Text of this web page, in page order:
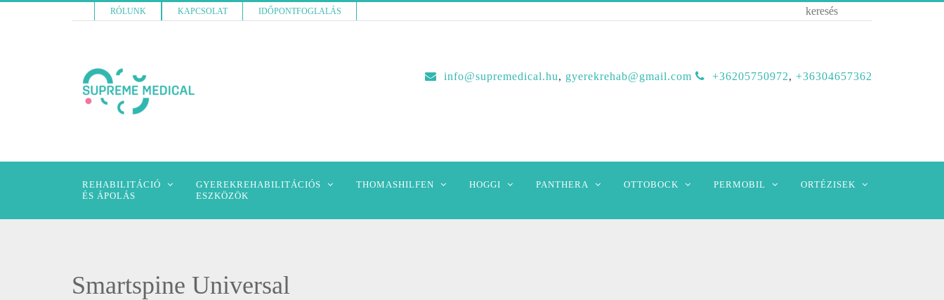
RÓLUNK KAPCSOLAT IDŐPONTFOGLALÁS
info@supremedical.hu, gyerekrehab@gmail.com +36205750972, +36304657362
REHABILITÁCIÓ
ÉS ÁPOLÁS
GYEREKREHABILITÁCIÓS
ESZKÖZÖK
THOMASHILFEN HOGGI PANTHERA OTTOBOCK PERMOBIL ORTÉZISEK
Smartspine Universal